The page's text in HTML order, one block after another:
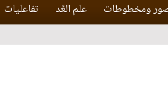
ومخطوطات علم العَّد تفاعليات